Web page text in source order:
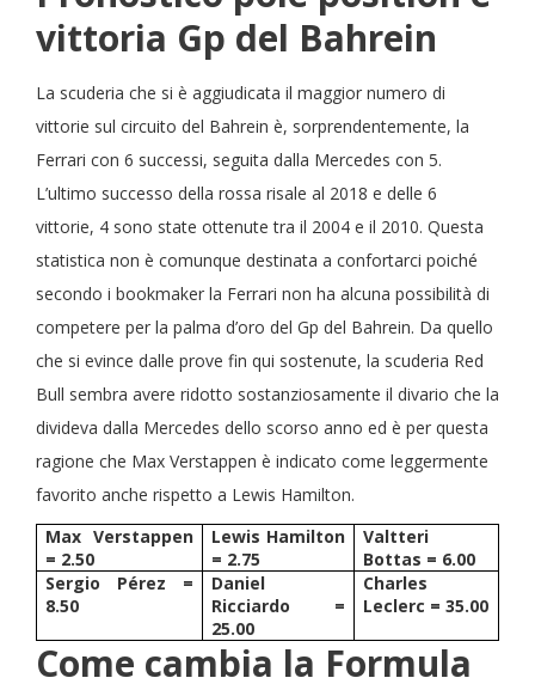
vittoria Gp del Bahrein
La scuderia che si è aggiudicata il maggior numero di
vittorie sul circuito del Bahrein è, sorprendentemente, la
Ferrari con 6 successi, seguita dalla Mercedes con 5.
L’ultimo successo della rossa risale al 2018 e delle 6
vittorie, 4 sono state ottenute tra il 2004 e il 2010. Questa
statistica non è comunque destinata a confortarci poiché
secondo i bookmaker la Ferrari non ha alcuna possibilità di
competere per la palma d’oro del Gp del Bahrein. Da quello
che si evince dalle prove fin qui sostenute, la scuderia Red
Bull sembra avere ridotto sostanziosamente il divario che la
divideva dalla Mercedes dello scorso anno ed è per questa
ragione che Max Verstappen è indicato come leggermente
favorito anche rispetto a Lewis Hamilton.
Max Verstappen
= 2.50
Lewis Hamilton
= 2.75
Valtteri
Bottas = 6.00
Sergio Pérez =
8.50
Daniel
Ricciardo =
25.00
Charles
Leclerc = 35.00
Come cambia la Formula